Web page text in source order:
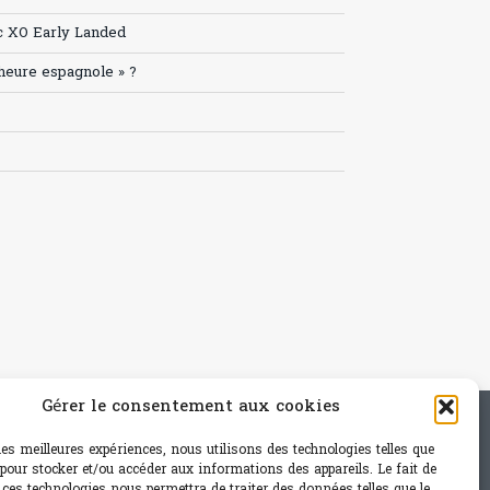
Gérer le consentement aux cookies
meilleures expériences, nous utilisons des technologies telles que
stocker et/ou accéder aux informations des appareils. Le fait de
Early Landed
espagnole » ?
- mail: contact@paris-bistro.com